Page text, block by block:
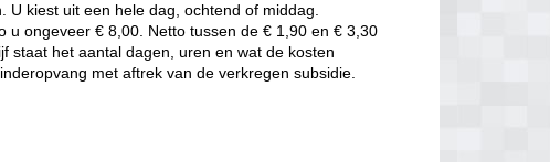
kiest uit een hele dag, ochtend of middag.
u ongeveer € 8,00. Netto tussen de € 1,90 en € 3,30
staat het aantal dagen, uren en wat de kosten
met aftrek van de verkregen subsidie.